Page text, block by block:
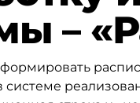
–
системе